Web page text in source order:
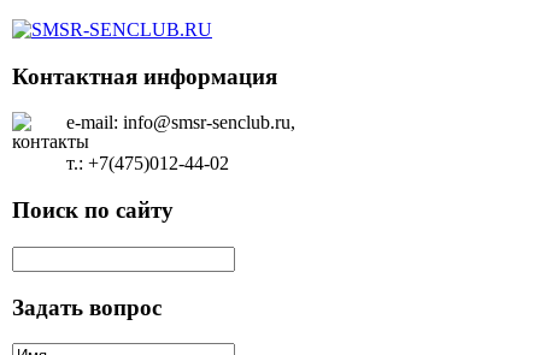
Контактная информация
e-mail: info@smsr-senclub.ru,
т.: +7(475)012-44-02
Поиск по сайту
Задать вопрос